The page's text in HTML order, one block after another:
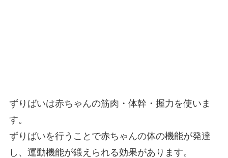
ずりばいは赤ちゃんの筋肉・体幹・握力を使いま
す。
ずりばいを行うことで赤ちゃんの体の機能が発達
し、運動機能が鍛えられる効果があります。